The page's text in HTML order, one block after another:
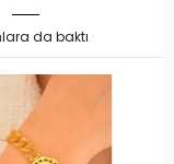
da baktı